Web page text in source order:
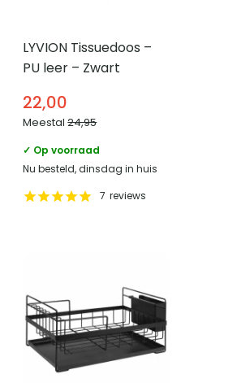
LYVION Tissuedoos –
PU leer – Zwart
22,00
Meestal24,95
✓ Op voorraad
Nu besteld, dinsdag in huis
7 reviews